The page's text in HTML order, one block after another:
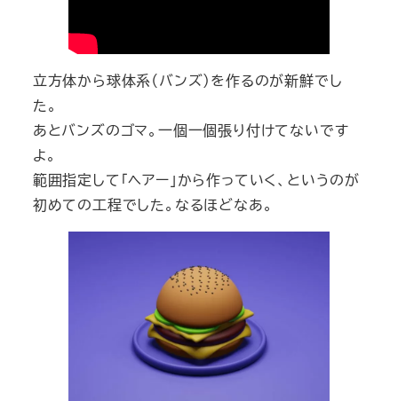
立方体から球体系（バンズ）を作るのが新鮮でし
た。
あとバンズのゴマ。一個一個張り付けてないです
よ。
範囲指定して「ヘアー」から作っていく、というのが
初めての工程でした。なるほどなあ。